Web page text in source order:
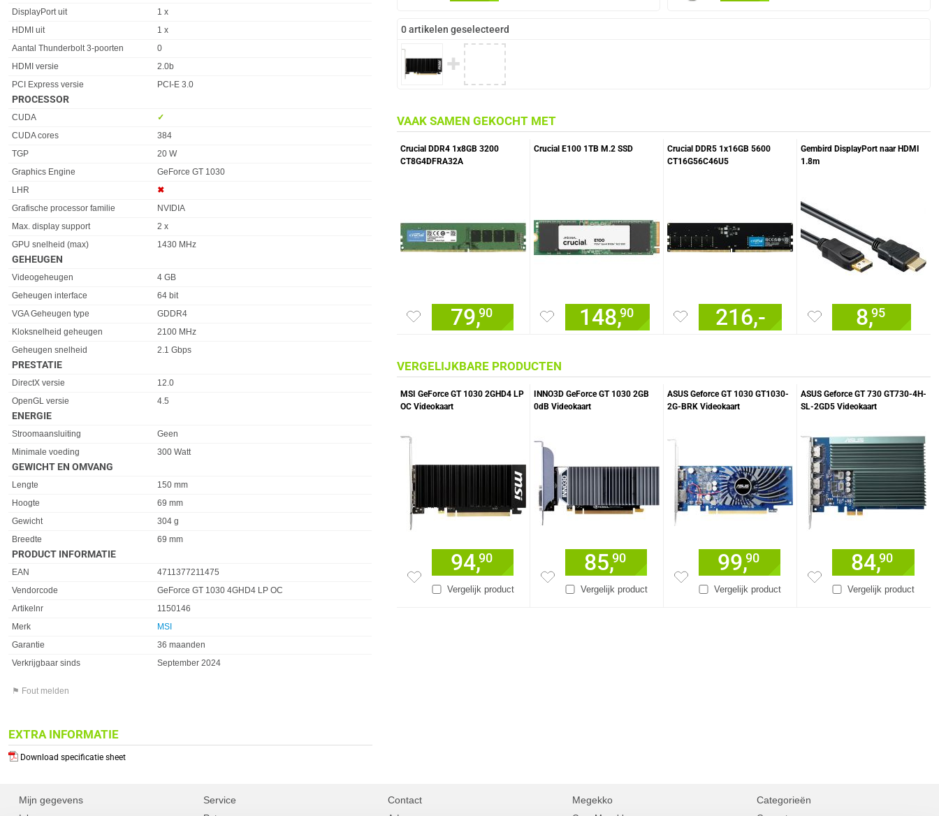
Eigenschap Waarde
DisplayPort uit
1 x
HDMI uit
1 x
Aantal Thunderbolt 3-poorten
0
HDMI versie
2.0b
PCI Express versie
PCI-E 3.0
PROCESSOR
Eigenschap
CUDA
✓︎
CUDA cores
384
TGP
20 W
Graphics Engine
GeForce GT 1030
LHR
✖︎
Grafische processor familie
NVIDIA
Max. display support
2 x
GPU snelheid (max)
1430 MHz
GEHEUGEN
Eigenschap Waarde
Videogeheugen
4 GB
Geheugen interface
64 bit
VGA Geheugen type
GDDR4
Kloksnelheid geheugen
2100 MHz
Geheugen snelheid
2.1 Gbps
PRESTATIE
Eigenschap Waarde
DirectX versie
12.0
OpenGL versie
4.5
ENERGIE
Eigenschap Waarde
Stroomaansluiting
Geen
Minimale voeding
300 Watt
GEWICHT EN OMVANG
Eigenschap
Lengte
150 mm
Hoogte
69 mm
Gewicht
304 g
Breedte
69 mm
PRODUCT INFORMATIE
EAN
4711377211475
Vendorcode
GeForce GT 1030 4GHD4 LP OC
Artikelnr
1150146
Merk
MSI
Garantie
36 maanden
Verkrijgbaar sinds
September 2024
⚑ Fout melden
EXTRA INFORMATIE
Download specificatie sheet
0 artikelen geselecteerd
✚
VAAK SAMEN GEKOCHT MET
Crucial DDR4 1x8GB 3200
CT8G4DFRA32A
79,90
Crucial E100 1TB M.2 SSD
148,90
Crucial DDR5 1x16GB 5600
CT16G56C46U5
216,-
Gembird DisplayPort naar HDMI
1.8m
8,95
VERGELIJKBARE PRODUCTEN
MSI GeForce GT 1030 2GHD4 LP
OC Videokaart
Vergelijk product
94,90
INNO3D GeForce GT 1030 2GB
0dB Videokaart
Vergelijk product
85,90
ASUS Geforce GT 1030 GT1030-
2G-BRK Videokaart
Vergelijk product
99,90
ASUS Geforce GT 730 GT730-4H-
SL-2GD5 Videokaart
Vergelijk product
84,90
Mijn gegevens Service Contact Megekko Categorieën